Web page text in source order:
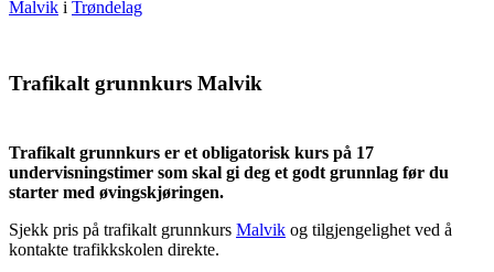
Malvik i Trøndelag
Trafikalt grunnkurs Malvik
Trafikalt grunnkurs er et obligatorisk kurs på 17
undervisningstimer som skal gi deg et godt grunnlag før du
starter med øvingskjøringen.
Sjekk pris på trafikalt grunnkurs Malvik og tilgjengelighet ved å
kontakte trafikkskolen direkte.